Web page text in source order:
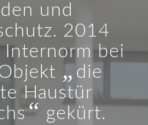
und
2014
Internorm bei
„die
Haustür
“ gekürt.